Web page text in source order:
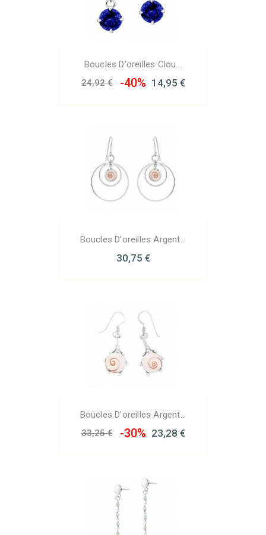
Boucles D'oreilles Clou...
24,92 €
-40% 14,95 €
Boucles D'oreilles Argent...
30,75 €
Boucles D'oreilles Argent...
33,25 €
-30% 23,28 €